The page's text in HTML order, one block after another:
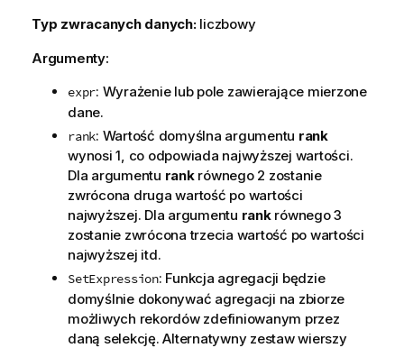
Typ zwracanych danych: liczbowy
Argumenty:
expr: Wyrażenie lub pole zawierające mierzone
dane.
rank: Wartość domyślna argumentu rank
wynosi 1, co odpowiada najwyższej wartości.
Dla argumentu rankrównego 2 zostanie
zwrócona druga wartość po wartości
najwyższej. Dla argumentu rankrównego 3
zostanie zwrócona trzecia wartość po wartości
najwyższej itd.
SetExpression: Funkcja agregacji będzie
domyślnie dokonywać agregacji na zbiorze
możliwych rekordów zdefiniowanym przez
daną selekcję. Alternatywny zestaw wierszy